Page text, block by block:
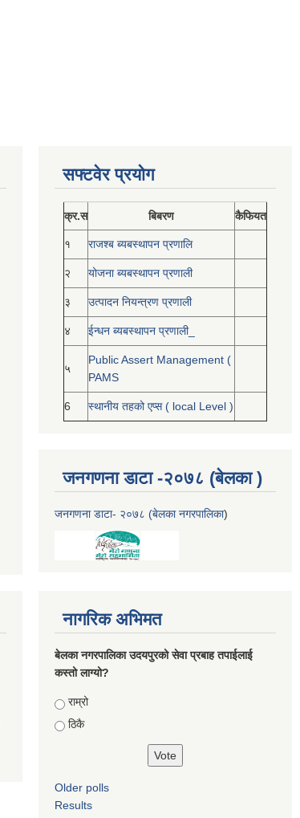
सफ्टवेर प्रयोग
क्र.स बिबरण कैफियत
१ राजश्ब ब्यबस्थापन प्रणालि
२ योजना ब्यबस्थापन प्रणाली
३ उत्पादन नियन्त्रण प्रणाली
४ ईन्धन ब्यबस्थापन प्रणाली_
५
Public Assert Management (
PAMS
6 स्थानीय तहको एप्स ( local Level )
जनगणना डाटा -२०७८ (बेलका )
जनगणना डाटा- २०७८ (बेलका नगरपालिका)
नागरिक अभिमत
बेलका नगरपालिका उदयपुरको सेवा प्रबाह तपाईलाई
कस्तो लाग्यो?
Choices
राम्रो
ठिकै
Older polls
Results